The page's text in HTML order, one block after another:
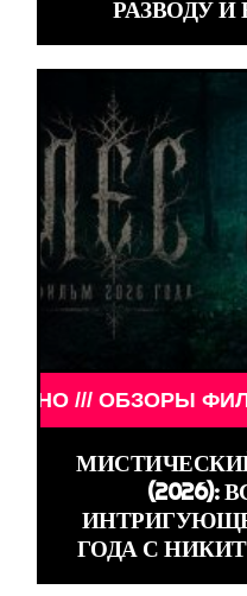
РАЗВОДУ
ФИЛЬМОВ ///
(2026):
ГОДА С